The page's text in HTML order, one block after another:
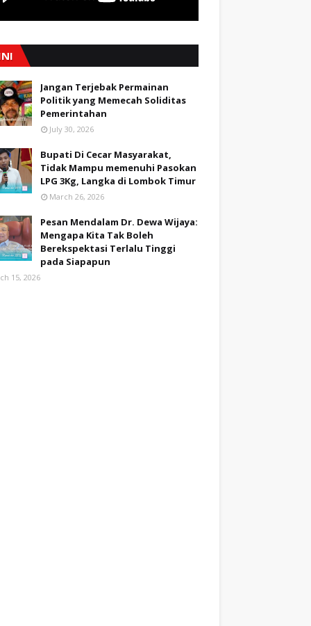
Jangan Terjebak Permainan
Politik yang Memecah Soliditas
Pemerintahan
July 30, 2026
Bupati Di Cecar Masyarakat,
Tidak Mampu memenuhi Pasokan
LPG 3Kg, Langka di Lombok Timur
March 26, 2026
Pesan Mendalam Dr. Dewa Wijaya:
Mengapa Kita Tak Boleh
Berekspektasi Terlalu Tinggi
pada Siapapun
15, 2026